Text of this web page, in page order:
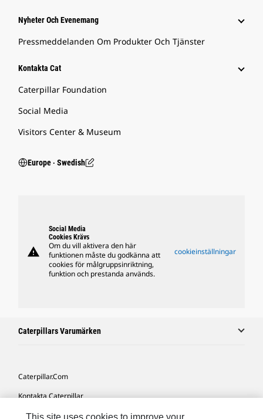
Nyheter Och Evenemang
Pressmeddelanden Om Produkter Och Tjänster
Kontakta Cat
Caterpillar Foundation
Social Media
Visitors Center & Museum
Europe ‧ Swedish
warning
Social Media
Cookies Krävs
Om du vill aktivera den här
funktionen måste du godkänna att
cookies för målgruppsinriktning,
funktion och prestanda används.
cookieinställningar
Caterpillars Varumärken
Caterpillar.com
Kontakta Caterpillar
Mina Marknadsföringspreferenser
This site uses cookies to improve your